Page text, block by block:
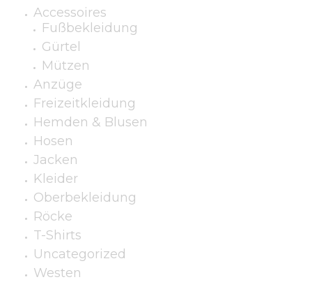
Accessoires
Fußbekleidung
Gürtel
Mützen
Anzüge
Freizeitkleidung
Hemden & Blusen
Hosen
Jacken
Kleider
Oberbekleidung
Röcke
T-Shirts
Uncategorized
Westen